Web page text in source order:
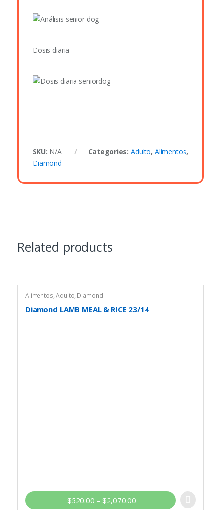
Dosis diaria
SKU: N/A Categories: Adulto, Alimentos,
Diamond
Related products
Alimentos,Adulto, Diamond
Diamond LAMB MEAL & RICE 23/14
$520.00 – $2,070.00